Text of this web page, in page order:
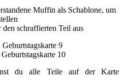
Muffin als Schablone, um
den schraffierten Teil aus
du alle Teile auf der Karte